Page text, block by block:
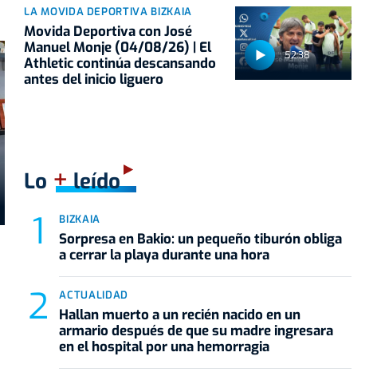
52:38
LA MOVIDA DEPORTIVA BIZKAIA
Movida Deportiva con José
Manuel Monje (04/08/26) | El
Athletic continúa descansando
antes del inicio liguero
Lo +leído
BIZKAIA
Sorpresa en Bakio: un pequeño tiburón obliga
a cerrar la playa durante una hora
ACTUALIDAD
Hallan muerto a un recién nacido en un
armario después de que su madre ingresara
en el hospital por una hemorragia